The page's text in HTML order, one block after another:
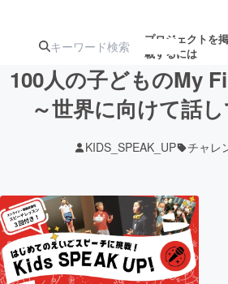
プロジェクトを掲
載するには
ターン
ジェクト
募集
ロジ
アート・写真
テクノロジー・ガジェット
100人の子どものMy
～世界に向けて話
KIDS_SPEAK_UP チャレ